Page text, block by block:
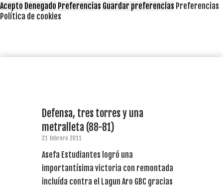
Acepto Denegado Preferencias Guardar preferencias Preferencias
Política de cookies
Defensa, tres torres y una
metralleta (88-81)
21 febrero 2011
Asefa Estudiantes logró una
importantísima victoria con remontada
incluída contra el Lagun Aro GBC gracias